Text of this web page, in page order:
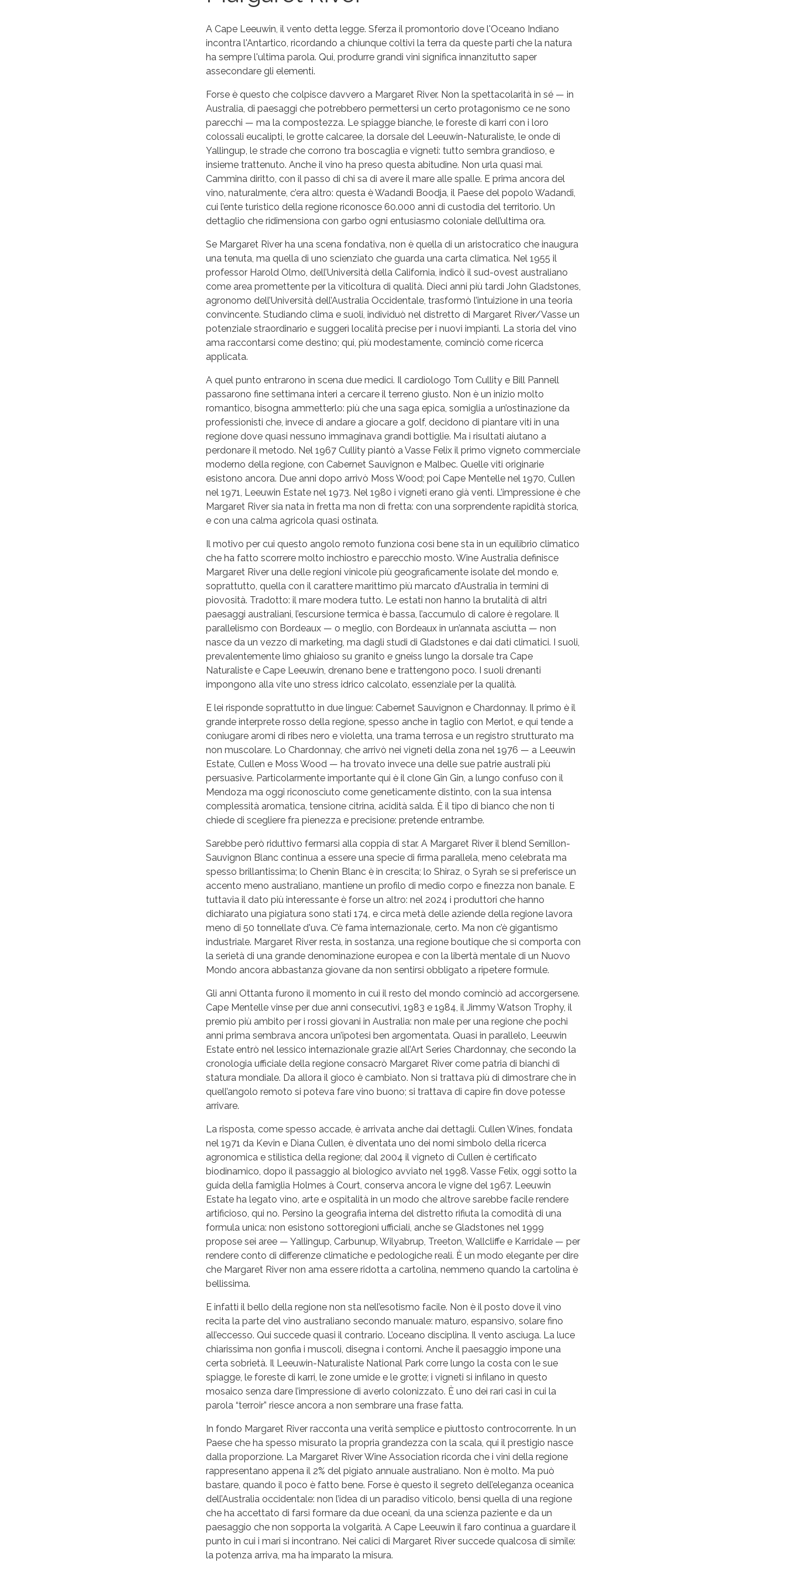
A Cape Leeuwin, il vento detta legge. Sferza il promontorio dove l'Oceano Indiano
incontra l'Antartico, ricordando a chiunque coltivi la terra da queste parti che la natura
ha sempre l'ultima parola. Qui, produrre grandi vini significa innanzitutto saper
assecondare gli elementi.
Forse è questo che colpisce davvero a Margaret River. Non la spettacolarità in sé — in
Australia, di paesaggi che potrebbero permettersi un certo protagonismo ce ne sono
parecchi — ma la compostezza. Le spiagge bianche, le foreste di karri con i loro
colossali eucalipti, le grotte calcaree, la dorsale del Leeuwin-Naturaliste, le onde di
Yallingup, le strade che corrono tra boscaglia e vigneti: tutto sembra grandioso, e
insieme trattenuto. Anche il vino ha preso questa abitudine. Non urla quasi mai.
Cammina diritto, con il passo di chi sa di avere il mare alle spalle. E prima ancora del
vino, naturalmente, c’era altro: questa è Wadandi Boodja, il Paese del popolo Wadandi,
cui l’ente turistico della regione riconosce 60.000 anni di custodia del territorio. Un
dettaglio che ridimensiona con garbo ogni entusiasmo coloniale dell’ultima ora.
Se Margaret River ha una scena fondativa, non è quella di un aristocratico che inaugura
una tenuta, ma quella di uno scienziato che guarda una carta climatica. Nel 1955 il
professor Harold Olmo, dell’Università della California, indicò il sud-ovest australiano
come area promettente per la viticoltura di qualità. Dieci anni più tardi John Gladstones,
agronomo dell’Università dell’Australia Occidentale, trasformò l’intuizione in una teoria
convincente. Studiando clima e suoli, individuò nel distretto di Margaret River/Vasse un
potenziale straordinario e suggerì località precise per i nuovi impianti. La storia del vino
ama raccontarsi come destino; qui, più modestamente, cominciò come ricerca
applicata.
A quel punto entrarono in scena due medici. Il cardiologo Tom Cullity e Bill Pannell
passarono fine settimana interi a cercare il terreno giusto. Non è un inizio molto
romantico, bisogna ammetterlo: più che una saga epica, somiglia a un’ostinazione da
professionisti che, invece di andare a giocare a golf, decidono di piantare viti in una
regione dove quasi nessuno immaginava grandi bottiglie. Ma i risultati aiutano a
perdonare il metodo. Nel 1967 Cullity piantò a Vasse Felix il primo vigneto commerciale
moderno della regione, con Cabernet Sauvignon e Malbec. Quelle viti originarie
esistono ancora. Due anni dopo arrivò Moss Wood; poi Cape Mentelle nel 1970, Cullen
nel 1971, Leeuwin Estate nel 1973. Nel 1980 i vigneti erano già venti. L’impressione è che
Margaret River sia nata in fretta ma non di fretta: con una sorprendente rapidità storica,
e con una calma agricola quasi ostinata.
Il motivo per cui questo angolo remoto funziona così bene sta in un equilibrio climatico
che ha fatto scorrere molto inchiostro e parecchio mosto. Wine Australia definisce
Margaret River una delle regioni vinicole più geograficamente isolate del mondo e,
soprattutto, quella con il carattere marittimo più marcato d’Australia in termini di
piovosità. Tradotto: il mare modera tutto. Le estati non hanno la brutalità di altri
paesaggi australiani, l’escursione termica è bassa, l’accumulo di calore è regolare. Il
parallelismo con Bordeaux — o meglio, con Bordeaux in un’annata asciutta — non
nasce da un vezzo di marketing, ma dagli studi di Gladstones e dai dati climatici. I suoli,
prevalentemente limo ghiaioso su granito e gneiss lungo la dorsale tra Cape
Naturaliste e Cape Leeuwin, drenano bene e trattengono poco. I suoli drenanti
impongono alla vite uno stress idrico calcolato, essenziale per la qualità.
E lei risponde soprattutto in due lingue: Cabernet Sauvignon e Chardonnay. Il primo è il
grande interprete rosso della regione, spesso anche in taglio con Merlot, e qui tende a
coniugare aromi di ribes nero e violetta, una trama terrosa e un registro strutturato ma
non muscolare. Lo Chardonnay, che arrivò nei vigneti della zona nel 1976 — a Leeuwin
Estate, Cullen e Moss Wood — ha trovato invece una delle sue patrie australi più
persuasive. Particolarmente importante qui è il clone Gin Gin, a lungo confuso con il
Mendoza ma oggi riconosciuto come geneticamente distinto, con la sua intensa
complessità aromatica, tensione citrina, acidità salda. È il tipo di bianco che non ti
chiede di scegliere fra pienezza e precisione: pretende entrambe.
Sarebbe però riduttivo fermarsi alla coppia di star. A Margaret River il blend Semillon-
Sauvignon Blanc continua a essere una specie di firma parallela, meno celebrata ma
spesso brillantissima; lo Chenin Blanc è in crescita; lo Shiraz, o Syrah se si preferisce un
accento meno australiano, mantiene un profilo di medio corpo e finezza non banale. E
tuttavia il dato più interessante è forse un altro: nel 2024 i produttori che hanno
dichiarato una pigiatura sono stati 174, e circa metà delle aziende della regione lavora
meno di 50 tonnellate d'uva. C’è fama internazionale, certo. Ma non c’è gigantismo
industriale. Margaret River resta, in sostanza, una regione boutique che si comporta con
la serietà di una grande denominazione europea e con la libertà mentale di un Nuovo
Mondo ancora abbastanza giovane da non sentirsi obbligato a ripetere formule.
Gli anni Ottanta furono il momento in cui il resto del mondo cominciò ad accorgersene.
Cape Mentelle vinse per due anni consecutivi, 1983 e 1984, il Jimmy Watson Trophy, il
premio più ambito per i rossi giovani in Australia: non male per una regione che pochi
anni prima sembrava ancora un’ipotesi ben argomentata. Quasi in parallelo, Leeuwin
Estate entrò nel lessico internazionale grazie all’Art Series Chardonnay, che secondo la
cronologia ufficiale della regione consacrò Margaret River come patria di bianchi di
statura mondiale. Da allora il gioco è cambiato. Non si trattava più di dimostrare che in
quell’angolo remoto si poteva fare vino buono; si trattava di capire fin dove potesse
arrivare.
La risposta, come spesso accade, è arrivata anche dai dettagli. Cullen Wines, fondata
nel 1971 da Kevin e Diana Cullen, è diventata uno dei nomi simbolo della ricerca
agronomica e stilistica della regione; dal 2004 il vigneto di Cullen è certificato
biodinamico, dopo il passaggio al biologico avviato nel 1998. Vasse Felix, oggi sotto la
guida della famiglia Holmes à Court, conserva ancora le vigne del 1967. Leeuwin
Estate ha legato vino, arte e ospitalità in un modo che altrove sarebbe facile rendere
artificioso, qui no. Persino la geografia interna del distretto rifiuta la comodità di una
formula unica: non esistono sottoregioni ufficiali, anche se Gladstones nel 1999
propose sei aree — Yallingup, Carbunup, Wilyabrup, Treeton, Wallcliffe e Karridale — per
rendere conto di differenze climatiche e pedologiche reali. È un modo elegante per dire
che Margaret River non ama essere ridotta a cartolina, nemmeno quando la cartolina è
bellissima.
E infatti il bello della regione non sta nell’esotismo facile. Non è il posto dove il vino
recita la parte del vino australiano secondo manuale: maturo, espansivo, solare fino
all’eccesso. Qui succede quasi il contrario. L’oceano disciplina. Il vento asciuga. La luce
chiarissima non gonfia i muscoli, disegna i contorni. Anche il paesaggio impone una
certa sobrietà. Il Leeuwin-Naturaliste National Park corre lungo la costa con le sue
spiagge, le foreste di karri, le zone umide e le grotte; i vigneti si infilano in questo
mosaico senza dare l’impressione di averlo colonizzato. È uno dei rari casi in cui la
parola “terroir” riesce ancora a non sembrare una frase fatta.
In fondo Margaret River racconta una verità semplice e piuttosto controcorrente. In un
Paese che ha spesso misurato la propria grandezza con la scala, qui il prestigio nasce
dalla proporzione. La Margaret River Wine Association ricorda che i vini della regione
rappresentano appena il 2% del pigiato annuale australiano. Non è molto. Ma può
bastare, quando il poco è fatto bene. Forse è questo il segreto dell’eleganza oceanica
dell’Australia occidentale: non l’idea di un paradiso viticolo, bensì quella di una regione
che ha accettato di farsi formare da due oceani, da una scienza paziente e da un
paesaggio che non sopporta la volgarità. A Cape Leeuwin il faro continua a guardare il
punto in cui i mari si incontrano. Nei calici di Margaret River succede qualcosa di simile:
la potenza arriva, ma ha imparato la misura.